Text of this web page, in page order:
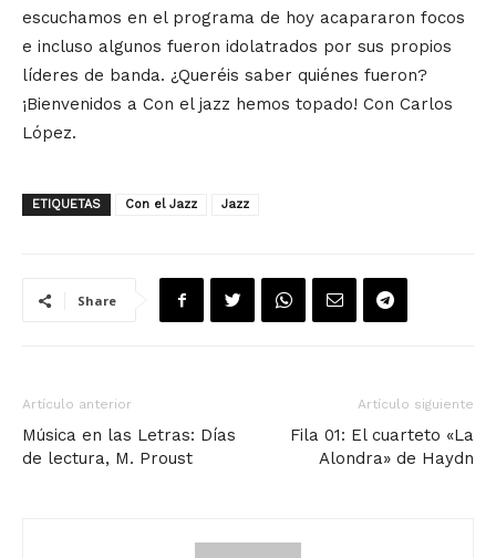
escuchamos en el programa de hoy acapararon focos
e incluso algunos fueron idolatrados por sus propios
líderes de banda. ¿Queréis saber quiénes fueron?
¡Bienvenidos a Con el jazz hemos topado! Con Carlos
López.
ETIQUETAS Con el Jazz Jazz
Share
Artículo anterior
Música en las Letras: Días
de lectura, M. Proust
Artículo siguiente
Fila 01: El cuarteto «La
Alondra» de Haydn